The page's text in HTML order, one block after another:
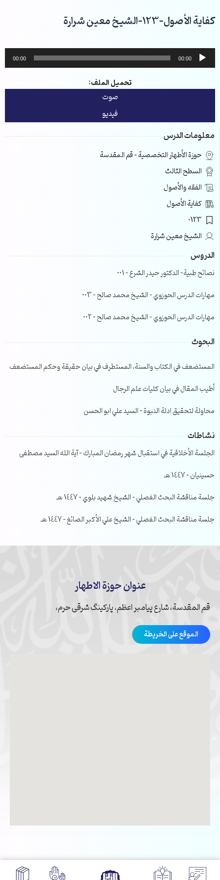
إلى
المحتوى
كفاية الأصول-123-الشيخ معين شرارة
مشغل
الصوت
00:00
00:00
تحميل الملف:
صوت
فيديو
معلومات الدرس
حوزة الأطهار التخصصية – قم المقدسة
السطح الثالث
الفقه والأصول
كفاية الأصول
0123
الشيخ معين شرارة
الدروس
نصائح طبية- الدكتور حيدر الشرع – 001
مهارات الدرس الحوزوي – الشيخ محمد صالح – 003
مهارات الدرس الحوزوي – الشيخ محمد صالح – 002
البحوث
المستضعف في الكتاب والسنة، المستطرف في بيان حقيقة وحكم المستضعف
أطيب المقال في بيان كليات علم الرجال
محاولة لتحقيق ادلة النبوة – السيد علي ابو الحسن
نشاطات
الجلسة الأخلاقية في استقبال شهر رمضان المبارك – آية الله السيد مصطفى
حسينيان – 1447 هـ
جلسة مناقشة البحث الفصلي – الشيخ شهيد بلوي – 1447 هـ
جلسة مناقشة البحث الفصلي – الشيخ علي الأكبر الصائغ – 1447 هـ
عنوان حوزة الاطهار
قم المقدسة، شارع پیامبر اعظم، پارکینگ شرقی حرم،
الموقع على الخريطة